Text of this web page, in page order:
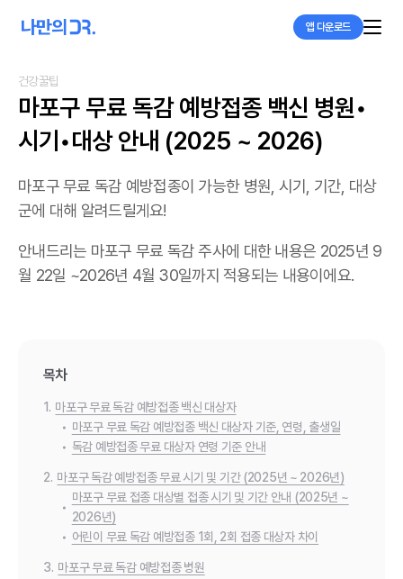
앱 다운로드
건강꿀팁
마포구 무료 독감 예방접종 백신 병원•
시기•대상 안내 (2025 ~ 2026)
마포구 무료 독감 예방접종이 가능한 병원, 시기, 기간, 대상
군에 대해 알려드릴게요!
안내드리는 마포구 무료 독감 주사에 대한 내용은 2025년 9
월 22일 ~2026년 4월 30일까지 적용되는 내용이에요.
목차
1. 마포구 무료 독감 예방접종 백신 대상자
• 마포구 무료 독감 예방접종 백신 대상자 기준, 연령, 출생일
• 독감 예방접종 무료 대상자 연령 기준 안내
2. 마포구 독감 예방접종 무료 시기 및 기간 (2025년 ~ 2026년)
•
마포구 무료 접종 대상별 접종 시기 및 기간 안내 (2025년 ~
2026년)
• 어린이 무료 독감 예방접종 1회, 2회 접종 대상자 차이
3. 마포구 무료 독감 예방접종 병원